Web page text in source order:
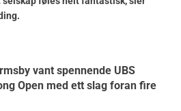
vant spennende UBS
Open med ett slag foran fire